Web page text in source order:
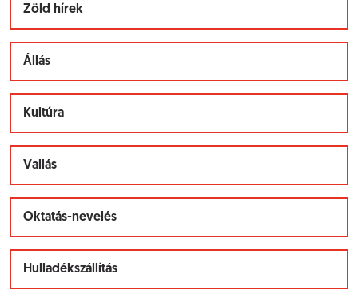
Zöld hírek
Állás
Kultúra
Vallás
Oktatás-nevelés
Hulladékszállítás